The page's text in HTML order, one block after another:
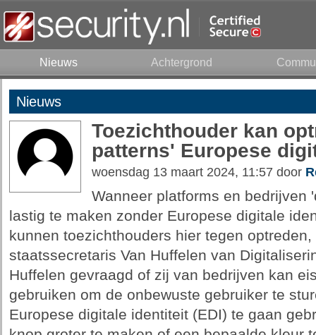
Nieuws Achtergrond
Nieuws
Toezichthouder kan
patterns' Europese
woensdag 13 maart 2024, 11:57 door
Wanneer platforms en bedrijven
lastig te maken zonder Europese digitale
kunnen toezichthouders hier tegen
staatssecretaris Van Huffelen van
Huffelen gevraagd of zij van bedrijven kan
gebruiken om de onbewuste gebruiker te
Europese digitale identiteit (EDI) te gaan